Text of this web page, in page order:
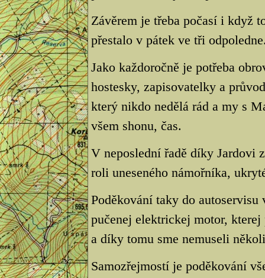
Závěrem je třeba počasí i když
přestalo v pátek ve tři
Jako každoročně je potřeba
hostesky, zapisovatelky a
který nikdo nedělá rád a my s
všem shonu, čas.
V neposlední řadě díky Jardovi
roli uneseného námořníka,
Poděkování taky do
pučenej elektrickej motor,
a díky tomu sme nemuseli
Samozřejmostí je poděkování